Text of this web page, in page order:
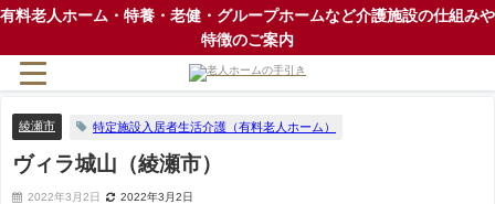
有料老人ホーム・特養・老健・グループホームなど介護施設の仕組みや
特徴のご案内
綾瀬市 特定施設入居者生活介護（有料老人ホーム）
ヴィラ城山（綾瀬市）
2022年3月2日 2022年3月2日